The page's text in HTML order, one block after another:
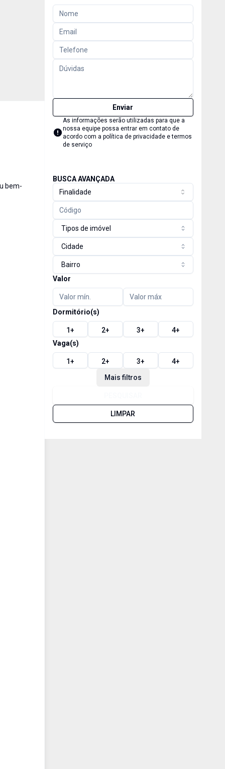
bem-
Enviar
As informações serão utilizadas para que a
nossa equipe possa entrar em contato de
acordo com a política de privacidade e termos
de serviço
BUSCA AVANÇADA
Finalidade
Tipos de imóvel
Cidade
Bairro
Valor
Dormitório(s)
1+ 2+ 3+ 4+
Vaga(s)
1+ 2+ 3+ 4+
Mais filtros
LIMPAR